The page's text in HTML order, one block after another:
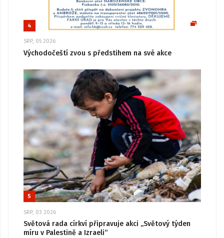
4
SRP, 05 2026
Východočeští zvou s předstihem na své akce
5
SRP, 03 2026
Světová rada církví připravuje akci „Světový týden
míru v Palestině a Izraeli“